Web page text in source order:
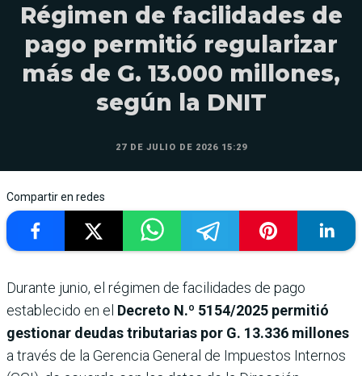
Régimen de facilidades de
pago permitió regularizar
más de G. 13.000 millones,
según la DNIT
27 DE JULIO DE 2026 15:29
Compartir en redes
Durante junio, el régimen de facilidades de pago
establecido en el Decreto N.º 5154/2025 permitió
gestionar deudas tributarias por G. 13.336 millones
a través de la Gerencia General de Impuestos Internos